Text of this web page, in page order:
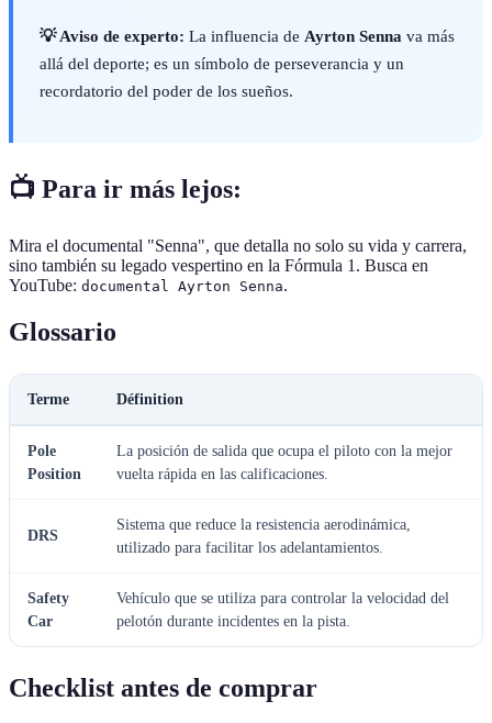
💡 Aviso de experto: La influencia de Ayrton Senna va más
allá del deporte; es un símbolo de perseverancia y un
recordatorio del poder de los sueños.
📺 Para ir más lejos:
Mira el documental "Senna", que detalla no solo su vida y carrera,
sino también su legado vespertino en la Fórmula 1. Busca en
YouTube: documental Ayrton Senna.
Glossario
Terme Définition
Pole
Position
La posición de salida que ocupa el piloto con la mejor
vuelta rápida en las calificaciones.
DRS
Sistema que reduce la resistencia aerodinámica,
utilizado para facilitar los adelantamientos.
Safety
Car
Vehículo que se utiliza para controlar la velocidad del
pelotón durante incidentes en la pista.
Checklist antes de comprar